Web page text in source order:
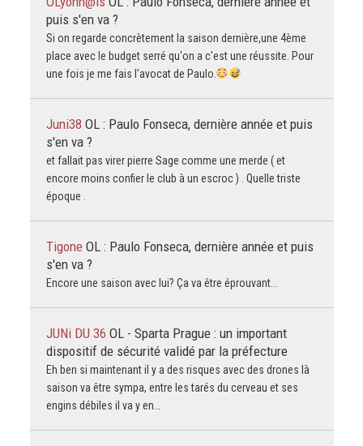
puis s'en va ?
Si on regarde concrètement la saison dernière,une 4ème
place avec le budget serré qu'on a c'est une réussite. Pour
une fois je me fais l'avocat de Paulo.
Juni38 OL : Paulo Fonseca, dernière année et puis
s'en va ?
et fallait pas virer pierre Sage comme une merde ( et
encore moins confier le club à un escroc ) . Quelle triste
époque .
Tigone OL : Paulo Fonseca, dernière année et puis
s'en va ?
Encore une saison avec lui? Ça va être éprouvant...
JUNi DU 36 OL - Sparta Prague : un important
dispositif de sécurité validé par la préfecture
Eh ben si maintenant il y a des risques avec des drones là
saison va être sympa, entre les tarés du cerveau et ses
engins débiles il va y en…